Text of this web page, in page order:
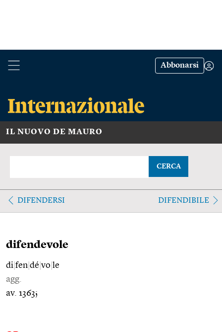
Abbonarsi
IL NUOVO DE MAURO
CERCA
DIFENDERSI DIFENDIBILE
difendevole
di fen dé vo le
agg.
av. 1363;